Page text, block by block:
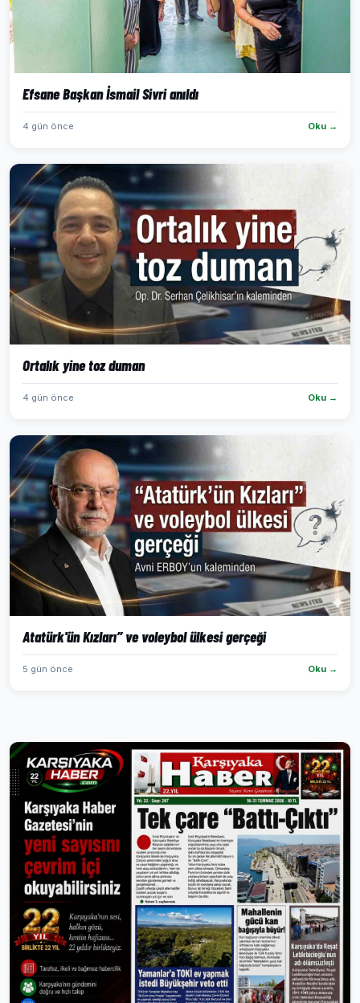
Efsane Başkan İsmail Sivri anıldı
4 gün önce Oku →
Ortalık yine toz duman
4 gün önce Oku →
Atatürk'ün Kızları” ve voleybol ülkesi gerçeği
5 gün önce Oku →